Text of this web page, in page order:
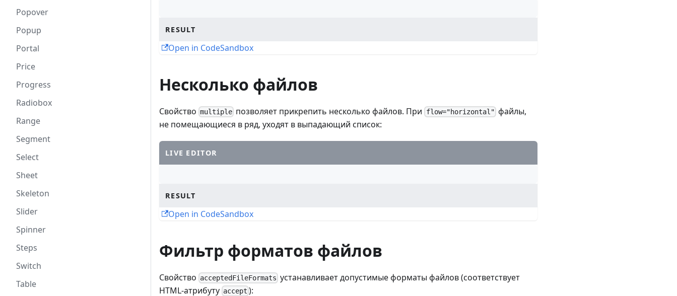
Popover
Popup
Portal
Price
Progress
Radiobox
Range
Segment
Select
Sheet
Skeleton
Slider
Spinner
Steps
Switch
Table
RESULT
Open in CodeSandbox
Несколько файлов
Свойство multiple позволяет прикрепить несколько файлов. При flow="horizontal" файлы,
не помещающиеся в ряд, уходят в выпадающий список:
LIVE EDITOR
RESULT
Open in CodeSandbox
Фильтр форматов файлов
Свойство acceptedFileFormats устанавливает допустимые форматы файлов (соответствует
HTML-атрибуту accept ):